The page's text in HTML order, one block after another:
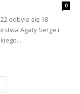
0
odbyła się 18
Agaty Serge i